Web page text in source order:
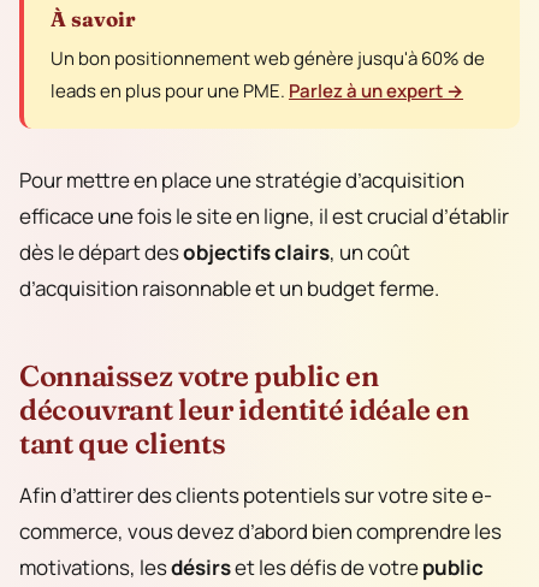
À savoir
Un bon positionnement web génère jusqu'à 60% de
leads en plus pour une PME. Parlez à un expert →
Pour mettre en place une stratégie d’acquisition
efficace une fois le site en ligne, il est crucial d’établir
dès le départ desobjectifs clairs, un coût
d’acquisition raisonnable et un budget ferme.
Connaissez votre public en
découvrant leur identité idéale en
tant que clients
Afin d’attirer des clients potentiels sur votre site e-
commerce, vous devez d’abord bien comprendre les
motivations, lesdésirset les défis de votrepublic